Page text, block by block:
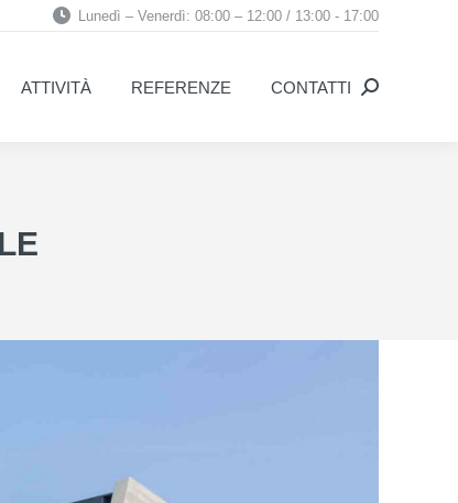
Lunedì – Venerdì: 08:00 – 12:00 / 13:00 - 17:00
ATTIVITÀ REFERENZE CONTATTI Search:
ATTIVITÀ REFERENZE CONTATTI